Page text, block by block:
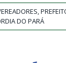
DO PARÁ